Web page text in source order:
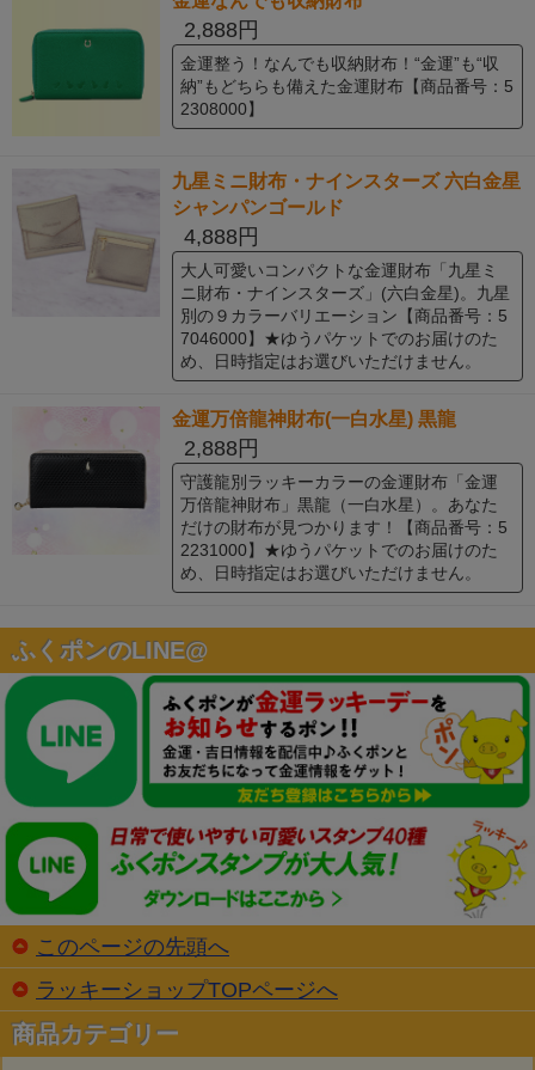
2,888円
金運整う！なんでも収納財布！“金運”も“収
納”もどちらも備えた金運財布【商品番号：5
2308000】
九星ミニ財布・ナインスターズ 六白金星
シャンパンゴールド
4,888円
大人可愛いコンパクトな金運財布「九星ミ
ニ財布・ナインスターズ」(六白金星)。九星
別の９カラーバリエーション【商品番号：5
7046000】★ゆうパケットでのお届けのた
め、日時指定はお選びいただけません。
金運万倍龍神財布(一白水星) 黒龍
2,888円
守護龍別ラッキーカラーの金運財布「金運
万倍龍神財布」黒龍（一白水星）。あなた
だけの財布が見つかります！【商品番号：5
2231000】★ゆうパケットでのお届けのた
め、日時指定はお選びいただけません。
ふくポンのLINE@
このページの先頭へ
ラッキーショップTOPページへ
商品カテゴリー